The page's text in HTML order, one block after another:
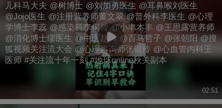
儿科马大夫 @树博士 @刘加勇医生 @耳鼻喉刘医生
@Jojo医生 @注册营养师董文翠 @普外科李医生 @心理
学博士李蕊 @感染科李侗曾 @小丰本丰 @王思露营养师
@消化博士缪医生 @中医赵帅 @百马哲子 @张朝阳 @搜
狐视频关注流大会 @心理咨询师张银玲 @心血管内科王
医师 #关注流十年一刻 #地球online秋关副本
02:51